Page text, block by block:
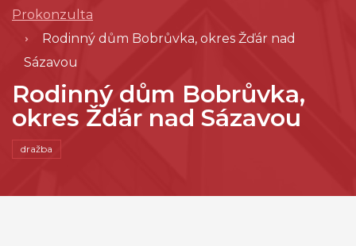
Prokonzulta
Rodinný dům Bobrůvka, okres Žďár nad
Sázavou
Rodinný dům Bobrůvka,
okres Žďár nad Sázavou
dražba